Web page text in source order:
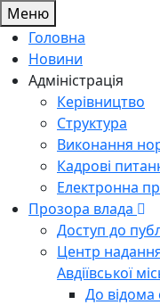
Меню
Головна
Новини
Адміністрація
Керівництво
Структура
Виконання
Кадрові
Електронна
Прозора влада
Доступ до
Центр
Авдіївської
До відома